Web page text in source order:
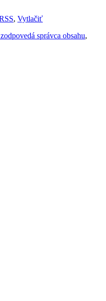
, Vytlačiť
správca obsahu,